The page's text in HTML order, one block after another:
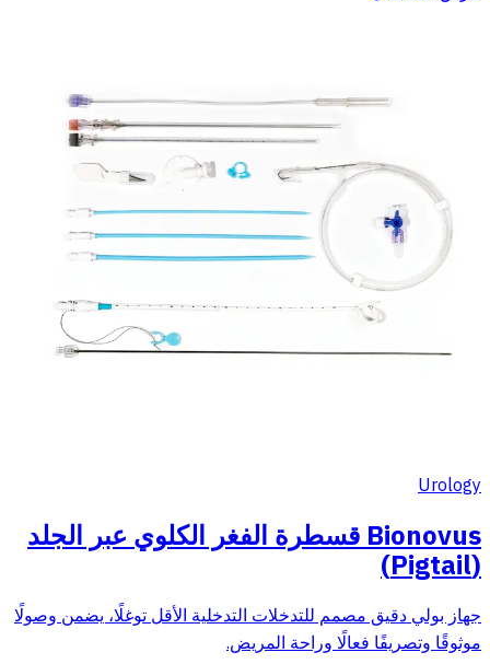
Urology
Bionovus قسطرة الفغر الكلوي عبر الجلد
(Pigtail)
جهاز بولي دقيق مصمم للتدخلات التدخلية الأقل توغلًا، يضمن وصولًا
موثوقًا وتصريفًا فعالًا وراحة المريض.